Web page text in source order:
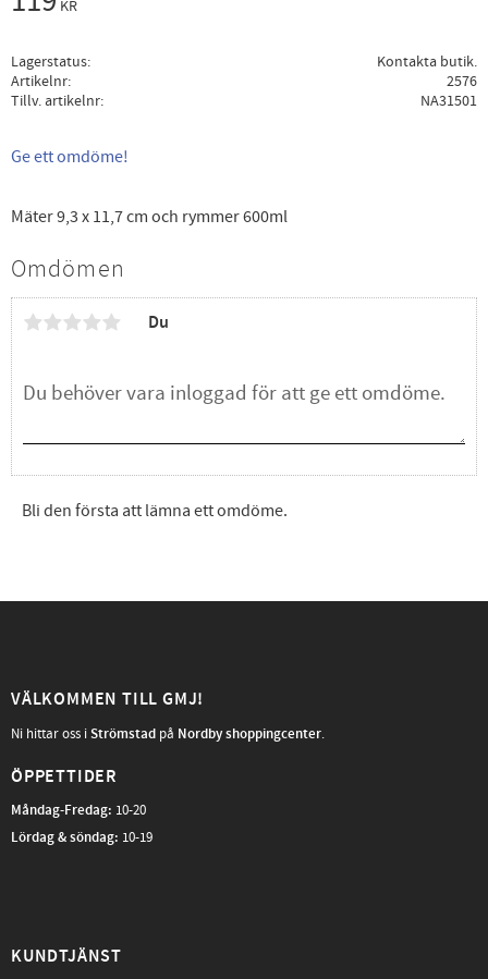
KR
Lagerstatus
Kontakta butik.
Artikelnr
2576
Tillv. artikelnr
NA31501
Ge ett omdöme!
Mäter 9,3 x 11,7 cm och rymmer 600ml
Omdömen
Du
Bli den första att lämna ett omdöme.
VÄLKOMMEN TILL GMJ!
Ni hittar oss iStrömstad på Nordby shoppingcenter.
ÖPPETTIDER
Måndag-Fredag: 10-20
Lördag & söndag: 10-19
KUNDTJÄNST